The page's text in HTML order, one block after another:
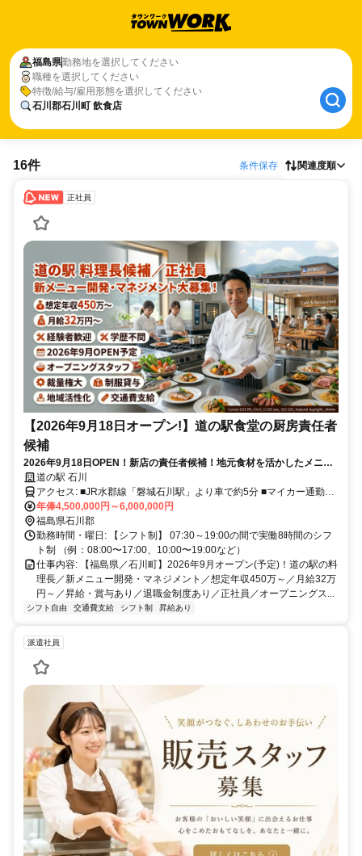
福島県勤務地を選択してください
職種を選択してください
特徴/給与/雇用形態を選択してください
石川郡石川町 飲食店
16件 条件保存 関連度順
正社員
【2026年9月18日オープン!】道の駅食堂の厨房責任者
候補
2026年9月18日OPEN！新店の責任者候補！地元食材を活かしたメニュ
ー開発を！
道の駅 石川
アクセス: ■JR水郡線「磐城石川駅」より車で約5分 ■マイカー通勤
OK（無料駐車場完備）
年俸4,500,000円～6,000,000円
福島県石川郡
勤務時間・曜日: 【シフト制】 07:30～19:00の間で実働8時間のシフ
ト制 （例：08:00〜17:00、10:00〜19:00など）
仕事内容: 【福島県／石川町】2026年9月オープン(予定)！道の駅の料
理長／新メニュー開発・マネジメント／想定年収450万～／月給32万
円～／昇給・賞与あり／退職金制度あり／正社員／オープニングス...
シフト自由 交通費支給 シフト制 昇給あり
派遣社員